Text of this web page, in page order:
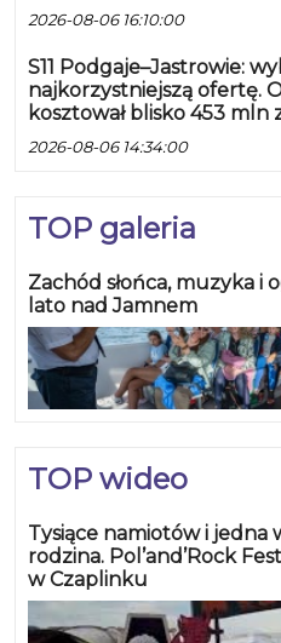
2026-08-06 16:10:00
S11 Podgaje–Jastrowie:
najkorzystniejszą ofertę.
kosztował blisko 453 mln
2026-08-06 14:34:00
TOP galeria
Zachód słońca, muzyka i
lato nad Jamnem
TOP wideo
Tysiące namiotów i jedna
rodzina. Pol’and’Rock
w Czaplinku